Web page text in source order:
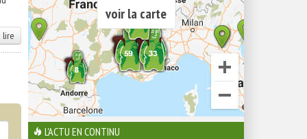
lire
voir la carte
L'ACTU EN CONTINU